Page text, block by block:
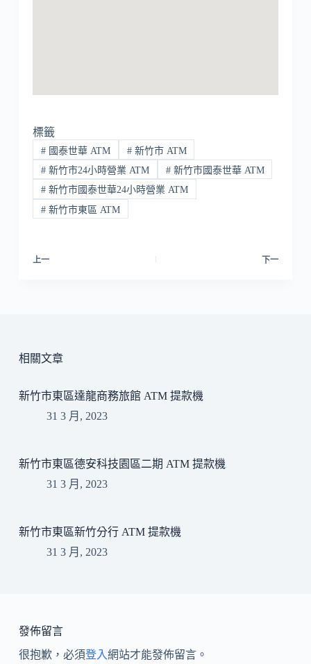
標籤
#國泰世華 ATM #新竹市 ATM
#新竹市24小時營業 ATM #新竹市國泰世華 ATM
#新竹市國泰世華24小時營業 ATM
#新竹市東區 ATM
上一 下一
相關文章
新竹市東區達龍商務旅館 ATM 提款機
31 3 月, 2023
新竹市東區德安科技園區二期 ATM 提款機
31 3 月, 2023
新竹市東區新竹分行 ATM 提款機
31 3 月, 2023
發佈留言
很抱歉，必須登入網站才能發佈留言。